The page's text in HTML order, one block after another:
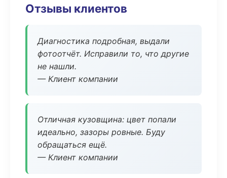
Отзывы клиентов
Диагностика подробная, выдали
фотоотчёт. Исправили то, что другие
не нашли.
— Клиент компании
Отличная кузовщина: цвет попали
идеально, зазоры ровные. Буду
обращаться ещё.
— Клиент компании